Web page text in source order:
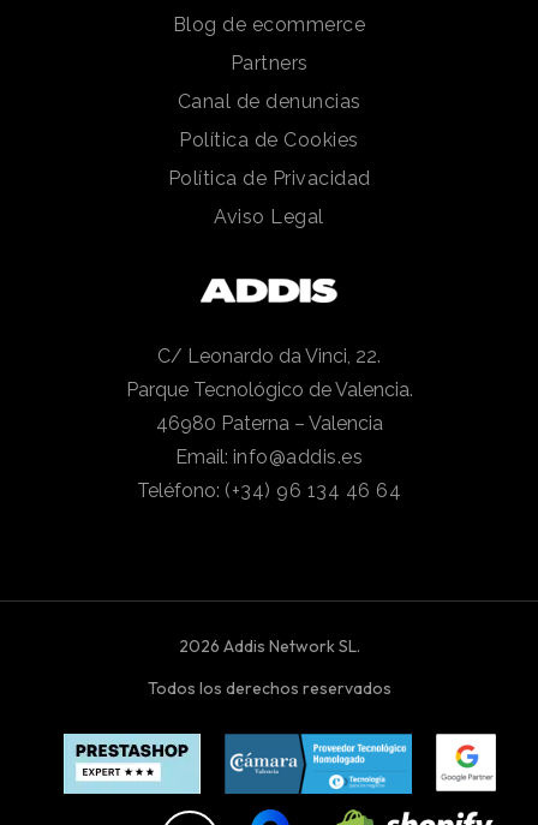
Blog de ecommerce
Partners
Canal de denuncias
Política de Cookies
Política de Privacidad
Aviso Legal
C/ Leonardo da Vinci, 22.
Parque Tecnológico de Valencia.
46980 Paterna – Valencia
Email: info@addis.es
Teléfono: (+34) 96 134 46 64
2026 Addis Network SL.
Todos los derechos reservados